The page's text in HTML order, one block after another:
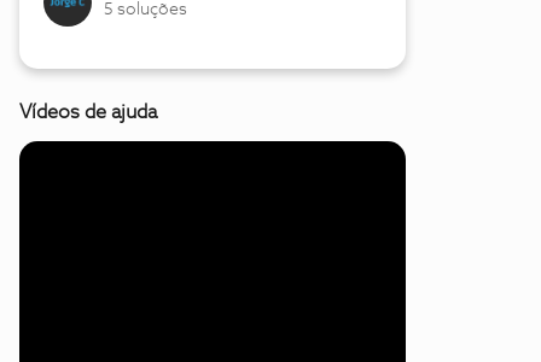
5 soluções
Vídeos de ajuda